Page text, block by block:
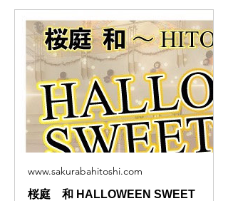
www.sakurabahitoshi.com
桜庭 和 HALLOWEEN SWEET